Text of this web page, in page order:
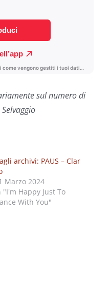
sul numero di
archivi: PAUS – Clar​
Marzo 2024
"I'm Happy Just To
With You"